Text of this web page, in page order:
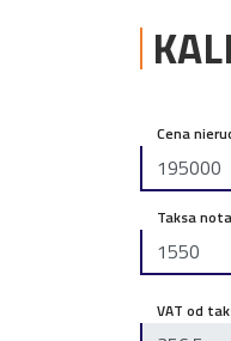
Cena
Taksa
VAT od